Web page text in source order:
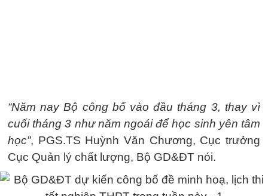
“Năm nay Bộ công bố vào đầu tháng 3, thay vì
cuối tháng 3 như năm ngoái để học sinh yên tâm
học”, PGS.TS Huỳnh Văn Chương, Cục trưởng
Cục Quản lý chất lượng, Bộ GD&ĐT nói.